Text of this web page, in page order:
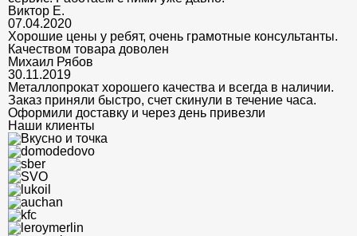
Виктор Е.
07.04.2020
Хорошие цены у ребят, очень грамотные консультанты.
Качеством товара доволен
Михаил Рябов
30.11.2019
Металлопрокат хорошего качества и всегда в наличии.
Заказ приняли быстро, счет скинули в течение часа.
Оформили доставку и через день привезли
Наши клиенты